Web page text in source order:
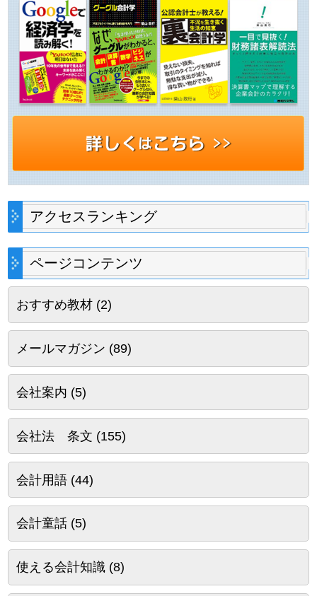
アクセスランキング
ページコンテンツ
おすすめ教材(2)
メールマガジン (89)
会社案内 (5)
会社法 条文 (155)
会計用語(44)
会計童話(5)
使える会計知識(8)